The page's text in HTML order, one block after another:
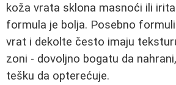
koža vrata sklona masnoći ili
formula je bolja. Posebno
vrat i dekolte često imaju
zoni - dovoljno bogatu da
tešku da opterećuje.